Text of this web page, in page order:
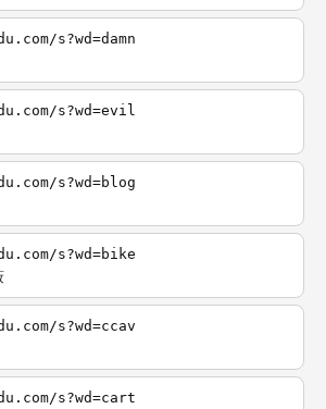
s?wd=damn
s?wd=evil
s?wd=blog
s?wd=bike
s?wd=ccav
s?wd=cart